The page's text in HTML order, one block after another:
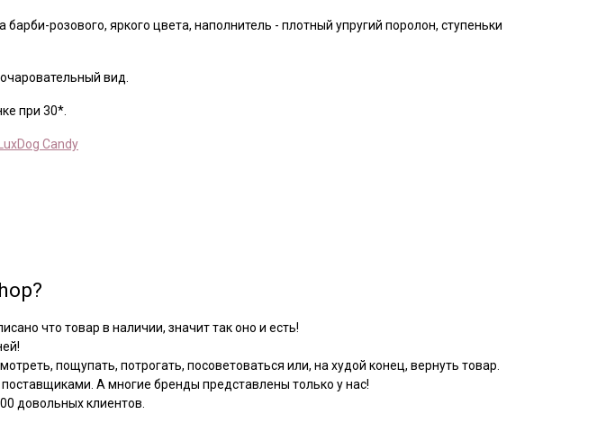
розового, яркого цвета, наполнитель - плотный упругий поролон, ступеньки
вид.
при 30*.
Candy
что товар в наличии, значит так оно и есть!
пощупать, потрогать, посоветоваться или, на худой конец, вернуть товар.
А многие бренды представлены только у нас!
довольных клиентов.